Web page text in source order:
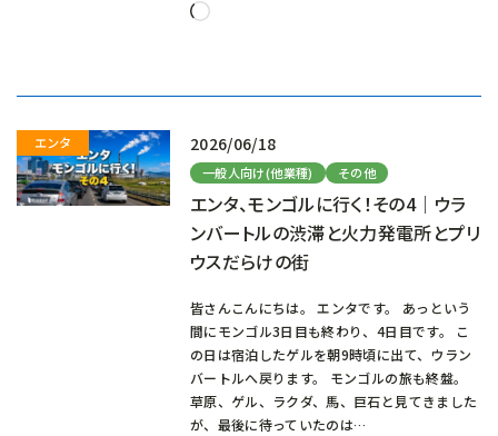
読
2026/06/18
一般人向け(他業種) その他
エンタ、モンゴルに行く！その4｜ウラ
ンバートルの渋滞と火力発電所とプリ
ウスだらけの街
皆さんこんにちは。 エンタです。 あっという
間にモンゴル3日目も終わり、4日目です。 こ
の日は宿泊したゲルを朝9時頃に出て、ウラン
バートルへ戻ります。 モンゴルの旅も終盤。
草原、ゲル、ラクダ、馬、巨石と見てきました
が、最後に待っていたのは…